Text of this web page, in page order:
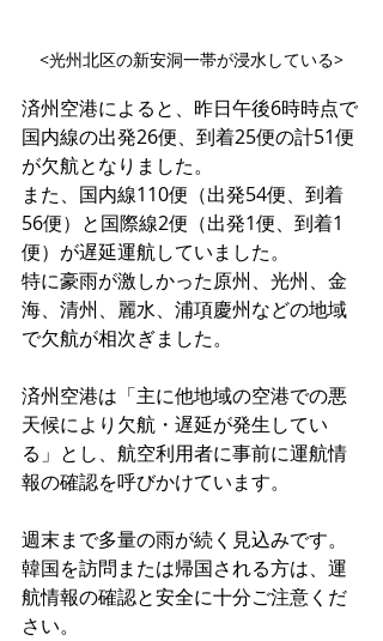
<光州北区の新安洞一帯が浸水している>
済州空港によると、昨日午後6時時点で
国内線の出発26便、到着25便の計51便
が欠航となりました。
また、国内線110便（出発54便、到着
56便）と国際線2便（出発1便、到着1
便）が遅延運航していました。
特に豪雨が激しかった原州、光州、金
海、清州、麗水、浦項慶州などの地域
で欠航が相次ぎました。
済州空港は「主に他地域の空港での悪
天候により欠航・遅延が発生してい
る」とし、航空利用者に事前に運航情
報の確認を呼びかけています。
週末まで多量の雨が続く見込みです。
韓国を訪問または帰国される方は、運
航情報の確認と安全に十分ご注意くだ
さい。